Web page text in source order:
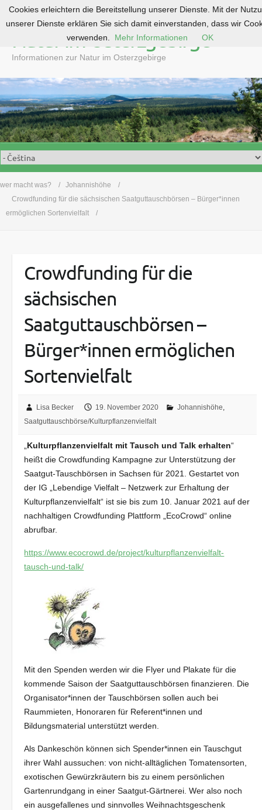
o
c
o
n
t
e
n
Natur im Osterzgebirge
Informationen zur Natur im Osterzgebirge
wer macht was?
Johannishöhe
Crowdfunding für die sächsischen Saatguttauschbörsen – Bürger*innen
ermöglichen Sortenvielfalt
Crowdfunding für die
sächsischen
Saatguttauschbörsen –
Bürger*innen ermöglichen
Sortenvielfalt
Lisa Becker 19. November 2020 Johannishöhe,
Saatguttauschbörse/Kulturpflanzenvielfalt
Kulturpflanzenvielfalt mit Tausch und Talk erhalten“
heißt die Crowdfunding Kampagne zur Unterstützung der
Saatgut-Tauschbörsen in Sachsen für 2021. Gestartet von
der IG „Lebendige Vielfalt – Netzwerk zur Erhaltung der
Kulturpflanzenvielfalt“ ist sie bis zum 10. Januar 2021 auf der
nachhaltigen Crowdfunding Plattform „EcoCrowd“ online
abrufbar.
https://www.ecocrowd.de/project/kulturpflanzenvielfalt-
tausch-und-talk/
Mit den Spenden werden wir die Flyer und Plakate für die
kommende Saison der Saatguttauschbörsen finanzieren. Die
Organisator*innen der Tauschbörsen sollen auch bei
Raummieten, Honoraren für Referent*innen und
Bildungsmaterial unterstützt werden.
Als Dankeschön können sich Spender*innen ein Tauschgut
ihrer Wahl aussuchen: von nicht-alltäglichen Tomatensorten,
exotischen Gewürzkräutern bis zu einem persönlichen
Gartenrundgang in einer Saatgut-Gärtnerei. Wer also noch
ein ausgefallenes und sinnvolles Weihnachtsgeschenk
Cookies erleichtern die Bereitstellung unserer Dienste. Mit der
unserer Dienste erklären Sie sich damit einverstanden, dass wir
verwenden.
Mehr Informationen OK